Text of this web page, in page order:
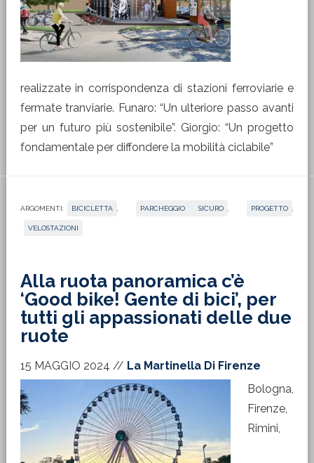
realizzate in corrispondenza di stazioni ferroviarie e
fermate tranviarie. Funaro: “Un ulteriore passo avanti
per un futuro più sostenibile”. Giorgio: “Un progetto
fondamentale per diffondere la mobilità ciclabile”
ARGOMENTI: BICICLETTA PARCHEGGIO SICURO PROGETTO
VELOSTAZIONI
Alla ruota panoramica c’è
‘Good bike! Gente di bici’, per
tutti gli appassionati delle due
ruote
15 MAGGIO 2024 // La Martinella Di Firenze
Bologna,
Firenze,
Rimini,